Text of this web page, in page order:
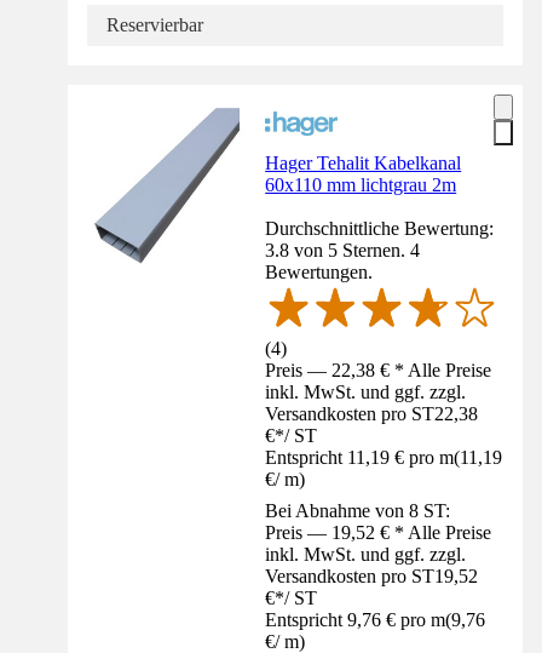
Reservierbar
Hager Tehalit Kabelkanal
60x110 mm lichtgrau 2m
Durchschnittliche Bewertung:
3.8 von 5 Sternen. 4
Bewertungen.
(4)
Preis — 22,38 € * Alle Preise
inkl. MwSt. und ggf. zzgl.
Versandkosten pro ST22,38
€*/ ST
Entspricht 11,19 € pro m(11,19
€/ m)
Bei Abnahme von 8 ST:
Preis — 19,52 € * Alle Preise
inkl. MwSt. und ggf. zzgl.
Versandkosten pro ST19,52
€*/ ST
Entspricht 9,76 € pro m(9,76
€/ m)